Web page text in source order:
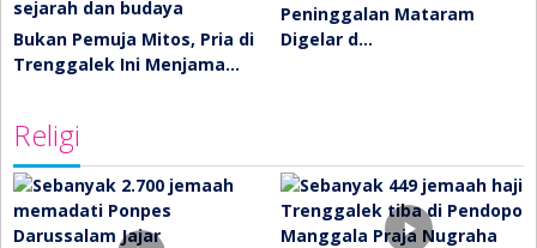
Bukan Pemuja Mitos, Pria di
Trenggalek Ini Menjama…
Peninggalan Mataram
Digelar d…
Religi